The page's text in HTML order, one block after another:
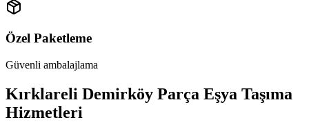
Özel Paketleme
Güvenli ambalajlama
Kırklareli Demirköy Parça Eşya Taşıma
Hizmetleri